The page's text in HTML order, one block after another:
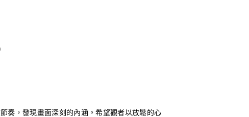
奏，發現畫面深刻的內涵。希望觀者以放鬆的心